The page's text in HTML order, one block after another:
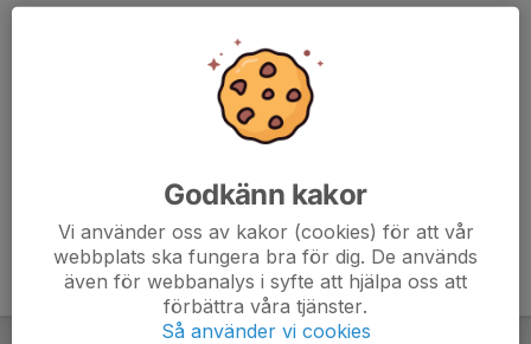
Godkänn kakor
Vi använder oss av kakor (cookies) för att vår
webbplats ska fungera bra för dig. De används
även för webbanalys i syfte att hjälpa oss att
förbättra våra tjänster.
Så använder vi cookies